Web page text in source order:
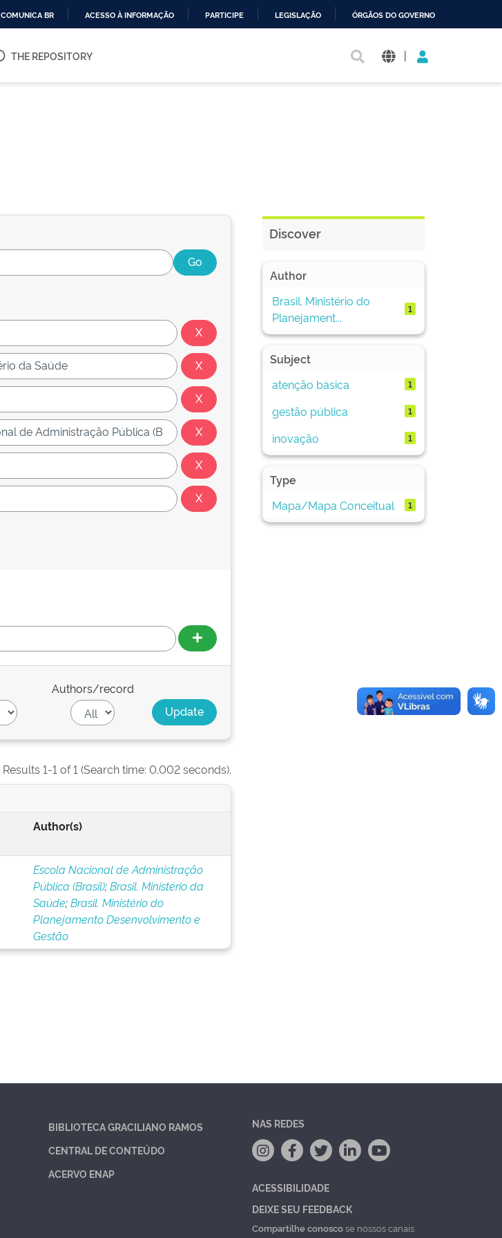
O
COMUNICA BR ACESSO À INFORMAÇÃO PARTICIPE LEGISLAÇÃO ÓRGÃOS DO GOVERNO
THE REPOSITORY |
Authors/record
Results 1-1 of 1 (Search time: 0.002 seconds).
Author(s)
Escola Nacional de Administração
Pública (Brasil);Brasil. Ministério da
Saúde;Brasil. Ministério do
Planejamento Desenvolvimento e
Gestão
Discover
Author
Brasil. Ministério do
Planejament...
1
Subject
atenção básica
1
gestão pública 1
inovação 1
Type
Mapa/Mapa Conceitual
1
BIBLIOTECA GRACILIANO RAMOS
CENTRAL DE CONTEÚDO
ACERVO ENAP
NAS REDES
ACESSIBILIDADE
DEIXE SEU FEEDBACK
Compartilhe conoscose nossos canais